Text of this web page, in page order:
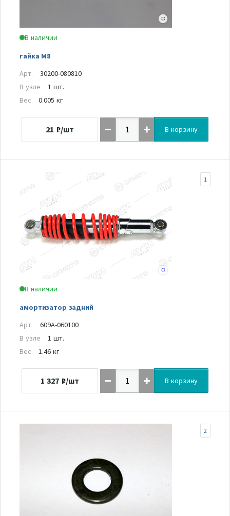
В наличии
гайка М8
Арт.
30200-080810
В узле
1 шт.
Вес
0.005 кг
21 ₽/шт В корзину
В наличии
амортизатор задний
1
Арт.
609A-060100
В узле
1 шт.
Вес
1.46 кг
1 327 ₽/шт В корзину
2